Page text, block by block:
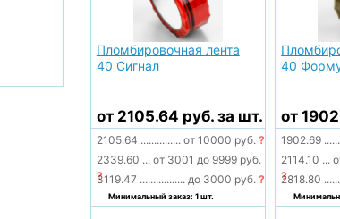
Пломбировочная лента
40 Сигнал
от 2105.64 руб. за шт.
2105.64 ............... от 10000 руб. ?
2339.60 ... от 3001 до 9999 руб.
?
3119.47 ................. до 3000 руб. ?
Минимальный заказ: 1 шт.
40
от
1902.69
2114.10 ...
?
2818.80